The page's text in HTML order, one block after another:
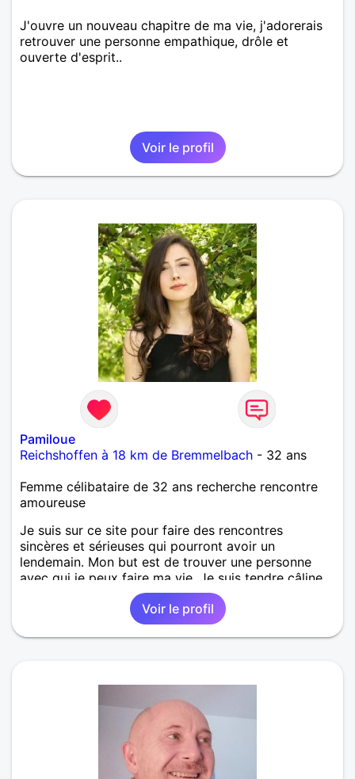
J'ouvre un nouveau chapitre de ma vie, j'adorerais
retrouver une personne empathique, drôle et
ouverte d'esprit..
Voir le profil
Pamiloue
Reichshoffen à 18 km de Bremmelbach - 32 ans
Femme célibataire de 32 ans recherche rencontre
amoureuse
Je suis sur ce site pour faire des rencontres
sincères et sérieuses qui pourront avoir un
lendemain. Mon but est de trouver une personne
avec qui je peux faire ma vie. Je suis tendre câline,
serviable et sincère. J'aime la tranquillité et le
respect de l'autre, cuisiner est mon dada. J'aime rire
avec mon futur... (Alcoolique passer votre chemin).
Je souhaite du sérieux et non des pertes de temps
Voir le profil